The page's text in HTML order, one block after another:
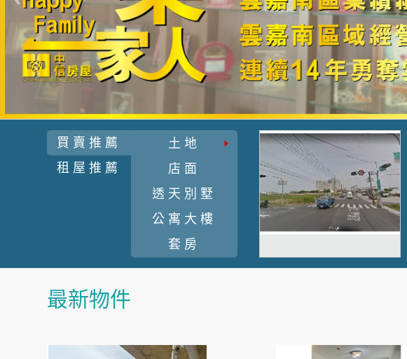
買賣推薦
租屋推薦
土地
店面
透天別墅
公寓大樓
套房
最新物件